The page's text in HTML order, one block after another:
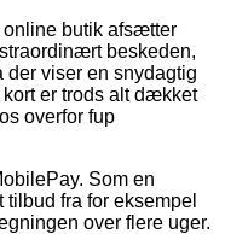
online butik afsætter
beskeden,
der viser en snydagtig
er trods alt dækket
overfor fup
Som en
fra for eksempel
over flere uger.